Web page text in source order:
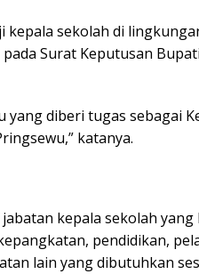
kepala sekolah di
Surat Keputusan
diberi tugas sebagai
katanya.
kepala sekolah
pendidikan,
lain yang dibutuhkan